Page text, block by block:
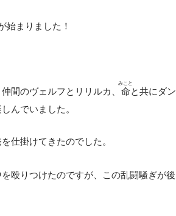
始まりました！
間のヴェルフとリリルカ、 命
みこと
と共にダン
んでいました。
仕掛けてきたのでした。
殴りつけたのですが、この乱闘騒ぎが後